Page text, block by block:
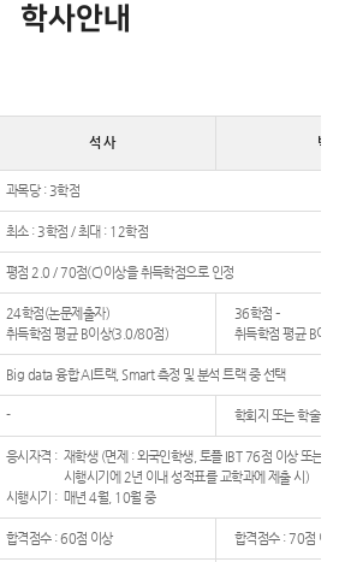
학사안내
석 사 박 사
과목당 : 3학점
최소 : 3학점 / 최대 : 12학점
평점 2.0 / 70점(C)이상을 취득학점으로 인정
24학점(논문제출자)
취득학점 평균 B이상(3.0/80점)
36학점 –
취득학점 평균 B이
Big data 융합 AI트랙, Smart 측정 및 분석 트랙 중 선택
- 학회지 또는 학술지
응시자격 : 재학생 (면제 : 외국인학생, 토플 IBT 76점 이상 또는
시행시기에 2년 이내 성적표를 교학과에 제출 시)
시행시기 : 매년 4월, 10월 중
합격점수 : 60점 이상 합격점수 : 70점 이상